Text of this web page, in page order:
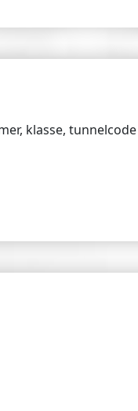
klasse,